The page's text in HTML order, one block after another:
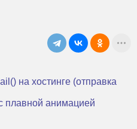
на хостинге (отправка
плавной анимацией